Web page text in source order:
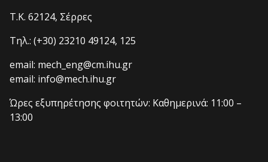
T.K. 62124, Σέρρες
Τηλ.: (+30) 23210 49124, 125
email: mech_eng@cm.ihu.gr
email: info@mech.ihu.gr
Ώρες εξυπηρέτησης φοιτητών: Καθημερινά: 11:00 –
13:00